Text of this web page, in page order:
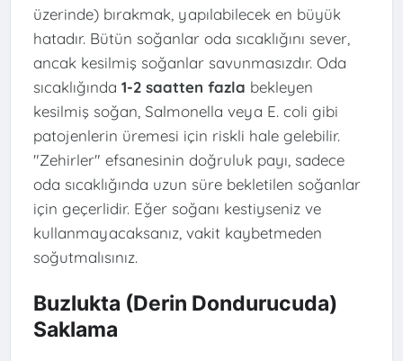
üzerinde) bırakmak, yapılabilecek en büyük
hatadır. Bütün soğanlar oda sıcaklığını sever,
ancak kesilmiş soğanlar savunmasızdır. Oda
sıcaklığında 1-2 saatten fazla bekleyen
kesilmiş soğan, Salmonella veya E. coli gibi
patojenlerin üremesi için riskli hale gelebilir.
"Zehirler" efsanesinin doğruluk payı, sadece
oda sıcaklığında uzun süre bekletilen soğanlar
için geçerlidir. Eğer soğanı kestiyseniz ve
kullanmayacaksanız, vakit kaybetmeden
soğutmalısınız.
Buzlukta (Derin Dondurucuda)
Saklama